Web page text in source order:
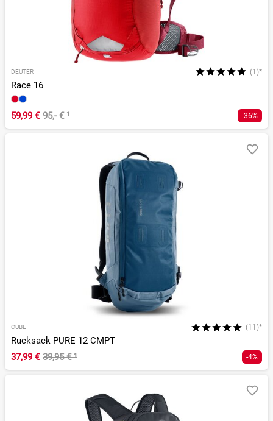
DEUTER (1)*
Race 16
59,99 € 95,- €¹ -36%
CUBE (11)*
Rucksack PURE 12 CMPT
37,99 € 39,95 €¹ -4%